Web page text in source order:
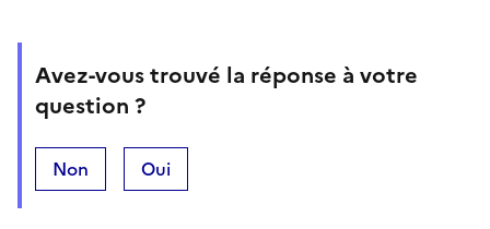
Avez-vous trouvé la réponse à votre
question ?
Non Oui